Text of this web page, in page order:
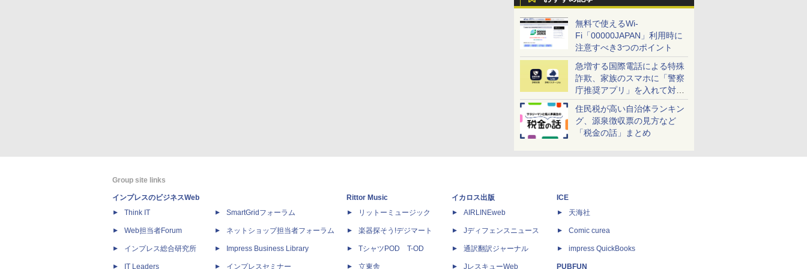
無料で使えるWi-
Fi「00000JAPAN」利用時に
注意すべき3つのポイント
急増する国際電話による特殊
詐欺、家族のスマホに「警察
庁推奨アプリ」を入れて対策
しよう！
住民税が高い自治体ランキン
グ、源泉徴収票の見方など
「税金の話」まとめ
Group site links
インプレスのビジネスWeb
Think IT
Web担当者Forum
インプレス総合研究所
IT Leaders
SmartGridフォーラム
ネットショップ担当者フォーラム
Impress Business Library
インプレスセミナー
Rittor Music
リットーミュージック
楽器探そう!デジマート
TシャツPOD T-OD
立東舎
イカロス出版
AIRLINEweb
Jディフェンスニュース
通訳翻訳ジャーナル
JレスキューWeb
ICE
天海社
Comic curea
impress QuickBooks
PUBFUN